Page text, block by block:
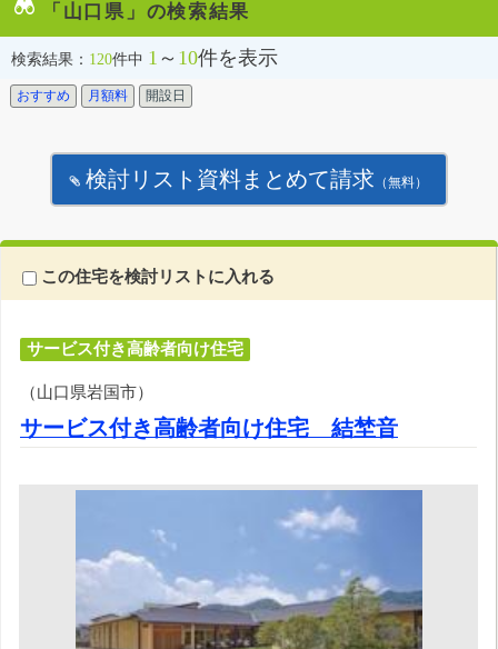
「山口県」の検索結果
検索結果： 120件中 1 ～ 10件を表示
おすすめ 月額料 開設日
検討リスト資料まとめて請求 （無料）
この住宅を検討リストに入れる
サービス付き高齢者向け住宅
（山口県岩国市）
サービス付き高齢者向け住宅 結埜音